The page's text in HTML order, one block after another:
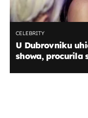
CELEBRITY
U Dubrovniku
showa, procurila